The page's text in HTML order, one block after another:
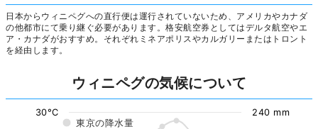
日本からウィニペグへの直行便は運行されていないため、アメリカやカナダ
の他都市にて乗り継ぐ必要があります。格安航空券としてはデルタ航空やエ
ア・カナダがおすすめ。それぞれミネアポリスやカルガリーまたはトロント
を経由します。
ウィニペグの気候について
東京の降水量
30°C 240 mm